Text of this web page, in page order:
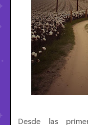
Desde las